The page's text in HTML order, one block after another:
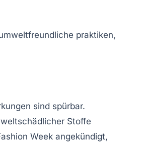
sind spürbar.
Stoffe
Week angekündigt,